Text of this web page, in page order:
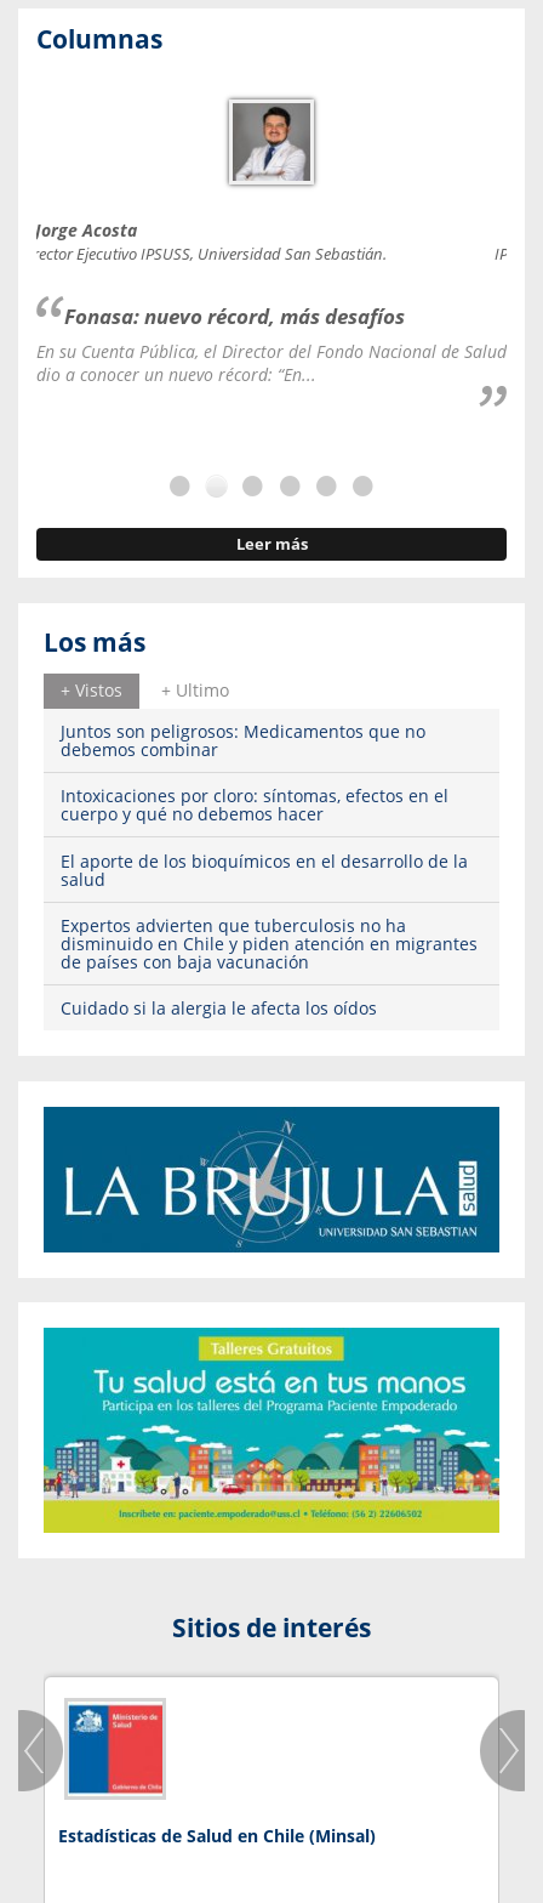
Columnas
Jorge Acosta
Director Ejecutivo IPSUSS, Universidad San Sebastián.
Fonasa: nuevo récord, más desafíos
En su Cuenta Pública, el Director del Fondo Nacional de Salud
dio a conocer un nuevo récord: “En...
Leer más
Los más
+ Vistos
+ Ultimo
Juntos son peligrosos: Medicamentos que no
debemos combinar
Intoxicaciones por cloro: síntomas, efectos en el
cuerpo y qué no debemos hacer
El aporte de los bioquímicos en el desarrollo de la
salud
Expertos advierten que tuberculosis no ha
disminuido en Chile y piden atención en migrantes
de países con baja vacunación
Cuidado si la alergia le afecta los oídos
Sitios de interés
Estadísticas de Salud en Chile (Minsal)